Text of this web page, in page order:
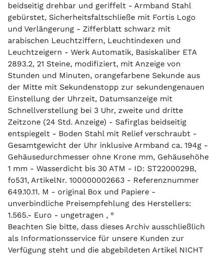
beidseitig drehbar und geriffelt - Armband Stahl
gebürstet, Sicherheitsfaltschließe mit Fortis Logo
und Verlängerung - Zifferblatt schwarz mit
arabischen Leuchtziffern, Leuchtindexen und
Leuchtzeigern - Werk Automatik, Basiskaliber ETA
2893.2, 21 Steine, modifiziert, mit Anzeige von
Stunden und Minuten, orangefarbene Sekunde aus
der Mitte mit Sekundenstopp zur sekundengenauen
Einstellung der Uhrzeit, Datumsanzeige mit
Schnellverstellung bei 3 Uhr, zweite und dritte
Zeitzone (24 Std. Anzeige) - Safirglas beidseitig
entspiegelt - Boden Stahl mit Relief verschraubt -
Gesamtgewicht der Uhr inklusive Armband ca. 194g -
Gehäusedurchmesser ohne Krone mm, Gehäusehöhe
1 mm - Wasserdicht bis 30 ATM - ID: ST2200029B,
fo531, ArtikelNr. 100000002663 - Referenznummer
649.10.11. M - original Box und Papiere -
unverbindliche Preisempfehlung des Herstellers:
1.565.- Euro - ungetragen , °
Beachten Sie bitte, dass dieses Archiv ausschließlich
als Informationsservice für unsere Kunden zur
Verfügung steht und die abgebildeten Artikel NICHT